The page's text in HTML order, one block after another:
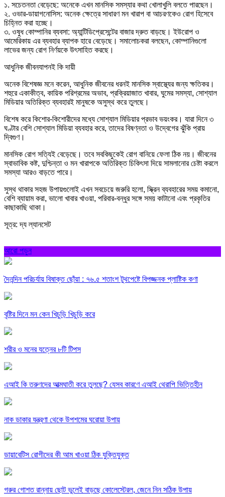
১. সচেতনতা বেড়েছে: অনেকে এখন মানসিক সমস্যার কথা খোলাখুলি বলতে পারছেন।
২. ওভার-ডায়াগনোসিস: অনেক ক্ষেত্রে সাধারণ মন খারাপ বা আচরণকেও রোগ হিসেবে
চিহ্নিত করা হচ্ছে।
৩. ওষুধ কোম্পানির ব্যবসা: অ্যান্টিডিপ্রেসেন্টের বাজার দ্রুত বাড়ছে। ইউরোপ ও
আমেরিকায় এর ব্যবহার ব্যাপক হারে বেড়েছে। সমালোচকরা বলছেন, কোম্পানিগুলো
লাভের জন্য রোগ নির্ণয়কে উৎসাহিত করছে।
আধুনিক জীবনযাপনই কি দায়ী
অনেক বিশেষজ্ঞ মনে করেন, আধুনিক জীবনের ধরনই মানসিক স্বাস্থ্যের জন্য ক্ষতিকর।
শহুরে একাকীত্ব, কায়িক পরিশ্রমের অভাব, প্রক্রিয়াজাত খাবার, ঘুমের সমস্যা, সোশ্যাল
মিডিয়ার অতিরিক্ত ব্যবহারই মানুষকে অসুস্থ করে তুলছে।
বিশেষ করে কিশোর-কিশোরীদের মধ্যে সোশ্যাল মিডিয়ার প্রভাব ভয়ংকর। যারা দিনে ৩
ঘণ্টার বেশি সোশ্যাল মিডিয়া ব্যবহার করে, তাদের বিষণ্নতা ও উদ্বেগের ঝুঁকি প্রায়
দ্বিগুণ।
মানসিক রোগ সত্যিই বেড়েছে। তবে সবকিছুকেই রোগ বানিয়ে ফেলা ঠিক নয়। জীবনের
স্বাভাবিক কষ্ট, দুশ্চিন্তা ও মন খারাপকে অতিরিক্ত চিকিৎসা দিয়ে সামলানোর চেষ্টা করলে
সমস্যা আরও বাড়তে পারে।
সুস্থ থাকার সহজ উপায়গুলোই এখন সবচেয়ে জরুরি হলো, স্ক্রিন ব্যবহারের সময় কমানো,
বেশি ব্যায়াম করা, ভালো খাবার খাওয়া, পরিবার-বন্ধুর সঙ্গে সময় কাটানো এবং প্রকৃতির
কাছাকাছি থাকা।
সূত্র: দ্য ল্যানসেট
আরো পড়ুন
দৈনন্দিন পরিচর্যায় বিষাক্ত ছোঁয়া : ৭৬.৫ শতাংশ টুথপেষ্টে বিপজ্জনক প্লাষ্টিক কণা
বৃষ্টির দিনে মন কেন খিচুড়ি খিচুড়ি করে
শরীর ও মনের যত্নের ৮টি টিপস
এআই কি তরুণদের আত্মঘাতী করে তুলছে? যেসব কারণে এআই থেরাপি ভিত্তিহীন
নাক ডাকার যন্ত্রণা থেকে উপশমের ঘরোয়া উপায়
ডায়াবেটিস রোগীদের কী আম খাওয়া ঠিক যুক্তিযুক্ত
গরুর গোশত রান্নায় ছোট ভুলেই বাড়ছে কোলেস্টেরল, জেনে নিন সঠিক উপায়